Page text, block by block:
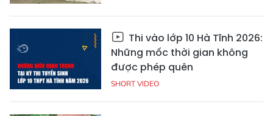
Thi vào lớp 10 Hà Tĩnh 2026:
Những mốc thời gian không
được phép quên
SHORT VIDEO